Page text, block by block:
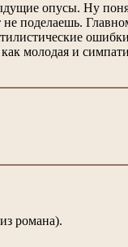
опусы. Ну
поделаешь.
молодая и
романа).